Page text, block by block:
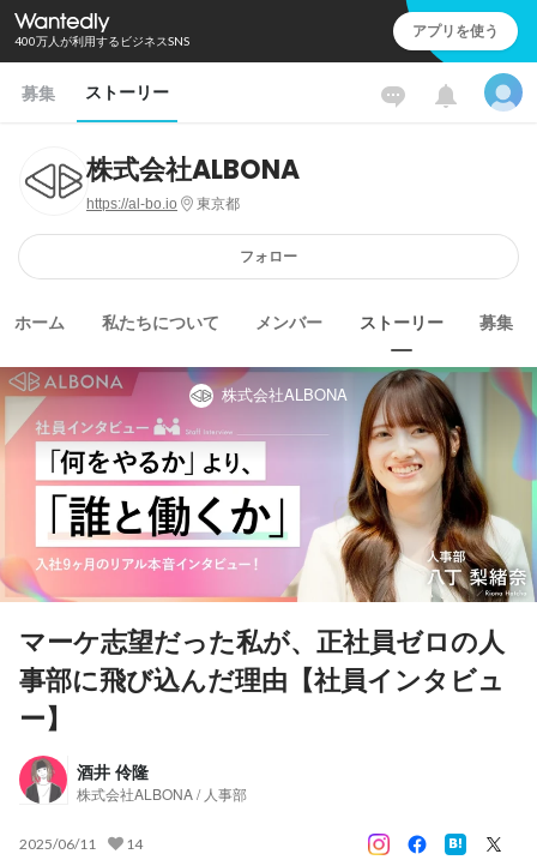
400万人が利用するビジネスSNS アプリを使う
募集 ストーリー
株式会社ALBONA
https://al-bo.io 東京都
フォロー
ホーム 私たちについて メンバー ストーリー 募集
株式会社ALBONA
マーケ志望だった私が、正社員ゼロの人
事部に飛び込んだ理由【社員インタビュ
ー】
酒井 伶隆
株式会社ALBONA / 人事部
2025/06/11 14